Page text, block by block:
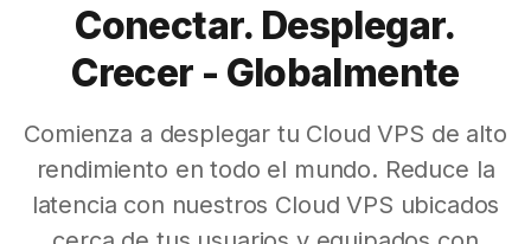
Conectar. Desplegar.
Crecer - Globalmente
Comienza a desplegar tu Cloud VPS de alto
rendimiento en todo el mundo. Reduce la
latencia con nuestros Cloud VPS ubicados